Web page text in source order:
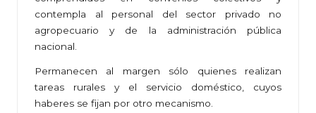
contempla al personal del sector privado no
agropecuario y de la administración pública
nacional.
Permanecen al margen sólo quienes realizan
tareas rurales y el servicio doméstico, cuyos
haberes se fijan por otro mecanismo.